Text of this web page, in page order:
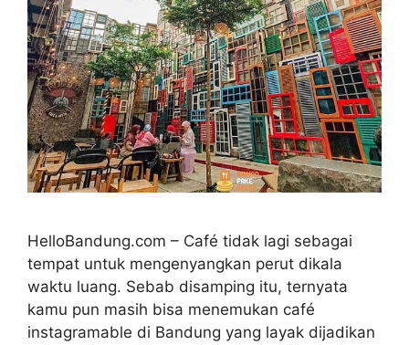
HelloBandung.com – Café tidak lagi sebagai
tempat untuk mengenyangkan perut dikala
waktu luang. Sebab disamping itu, ternyata
kamu pun masih bisa menemukan café
instagramable di Bandung yang layak dijadikan